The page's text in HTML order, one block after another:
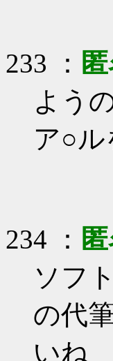
233 ：
よう
ア○ル
234 ：
ソフ
の代
いね